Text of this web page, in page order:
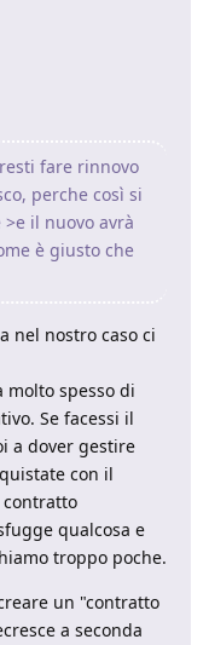
fare rinnovo
perche così si
il nuovo avrà
è giusto che
nel nostro caso ci
molto spesso di
Se facessi il
a dover gestire
con il
qualcosa e
troppo poche.
un "contratto
a seconda